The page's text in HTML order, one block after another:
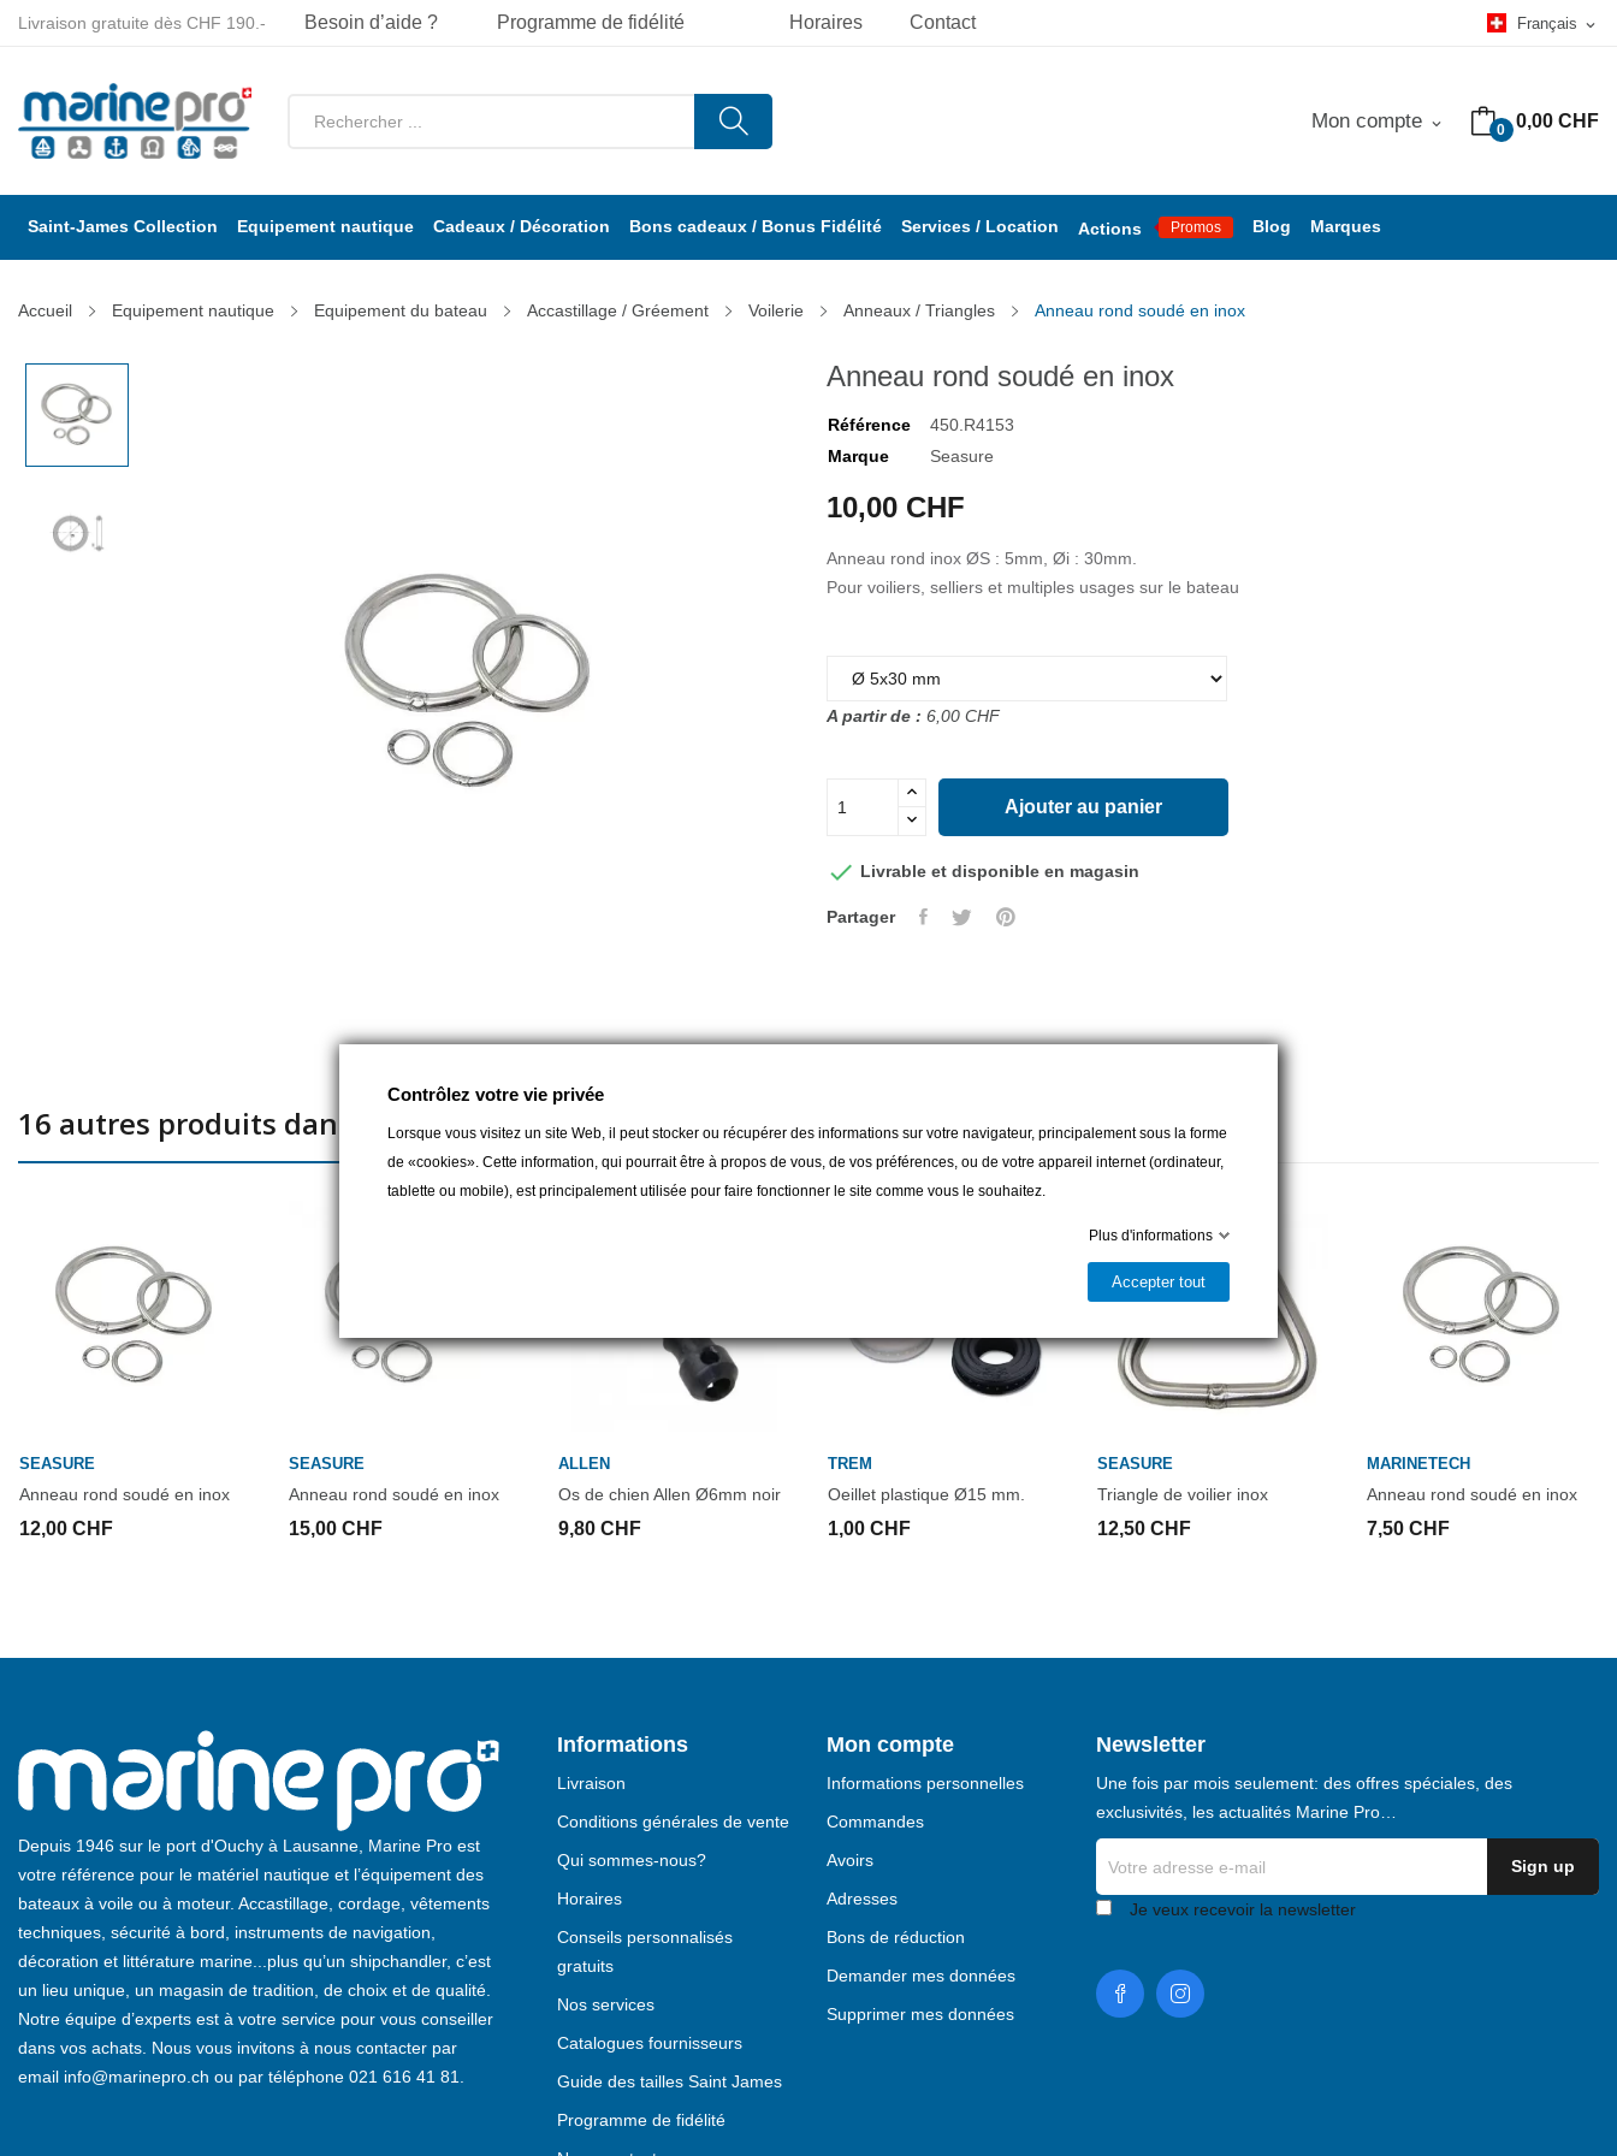
Horaires Contact Français expand_more
Livraison gratuite dès CHF 190.- Besoin d’aide ? Programme de fidélité
0 0,00 CHF
Mon compte expand_more
Saint-James Collection Equipement nautique Cadeaux / Décoration Bons cadeaux / Bonus Fidélité Services / Location Actions Promos Blog Marques
Accueil Equipement nautique Equipement du bateau Accastillage / Gréement Voilerie Anneaux / Triangles Anneau rond soudé en inox
Anneau rond soudé en inox
Référence
450.R4153
Marque
Seasure
10,00 CHF
Anneau rond inox ØS : 5mm, Øi : 30mm.
Pour voiliers, selliers et multiples usages sur le bateau
A partir de : 6,00 CHF
Ajouter au panier
 Livrable et disponible en magasin
Partager
16 autres produits dans la même catégorie :
SEASURE
Anneau rond soudé en inox
12,00 CHF
SEASURE
Anneau rond soudé en inox
15,00 CHF
ALLEN
Os de chien Allen Ø6mm noir
9,80 CHF
TREM
Oeillet plastique Ø15 mm.
1,00 CHF
SEASURE
Triangle de voilier inox
12,50 CHF
MARINETECH
Anneau rond soudé en inox
7,50 CHF
Depuis 1946 sur le port d'Ouchy à Lausanne, Marine Pro est
votre référence pour le matériel nautique et l’équipement des
bateaux à voile ou à moteur. Accastillage, cordage, vêtements
techniques, sécurité à bord, instruments de navigation,
décoration et littérature marine...plus qu’un shipchandler, c’est
un lieu unique, un magasin de tradition, de choix et de qualité.
Notre équipe d’experts est à votre service pour vous conseiller
dans vos achats. Nous vous invitons à nous contacter par
email info@marinepro.ch ou par téléphone 021 616 41 81.
Informations
Livraison
Conditions générales de vente
Qui sommes-nous?
Horaires
Conseils personnalisés
gratuits
Nos services
Catalogues fournisseurs
Guide des tailles Saint James
Programme de fidélité
Mon compte
Informations personnelles
Commandes
Avoirs
Adresses
Bons de réduction
Demander mes données
Supprimer mes données
Newsletter
Une fois par mois seulement: des offres spéciales, des
exclusivités, les actualités Marine Pro…
Je veux recevoir la newsletter
Contrôlez votre vie privée
Lorsque vous visitez un site Web, il peut stocker ou récupérer des informations sur votre navigateur, principalement sous la forme
de «cookies». Cette information, qui pourrait être à propos de vous, de vos préférences, ou de votre appareil internet (ordinateur,
tablette ou mobile), est principalement utilisée pour faire fonctionner le site comme vous le souhaitez.
Plus d'informations
Accepter tout